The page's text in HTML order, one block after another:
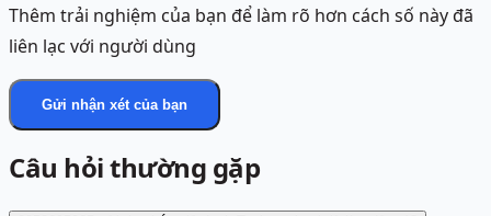
Thêm trải nghiệm của bạn để làm rõ hơn cách số này đã
liên lạc với người dùng
Gửi nhận xét của bạn
Câu hỏi thường gặp